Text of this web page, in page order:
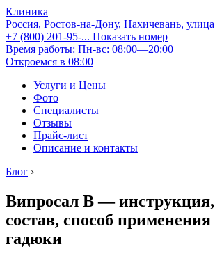
Клиника
Россия, Ростов-на-Дону, Нахичевань,
+7 (800) 201-95-... Показать номер
Время работы: Пн-вс: 08:00—20:00
Откроемся в 08:00
Услуги и Цены
Фото
Специалисты
Отзывы
Прайс-лист
Описание и контакты
Блог ›
Випросал В — инструкция,
состав, способ
гадюки